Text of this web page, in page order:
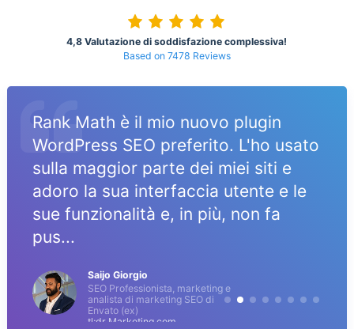
4,8 Valutazione di soddisfazione complessiva!
Based on 7478 Reviews
Rank Math è il mio nuovo plugin
WordPress SEO preferito. L'ho usato
sulla maggior parte dei miei siti e
adoro la sua interfaccia utente e le
sue funzionalità e, in più, non fa
pus...
Saijo Giorgio
SEO Professionista, marketing e
analista di marketing SEO di
Envato (ex)
tl;dr Marketing.com